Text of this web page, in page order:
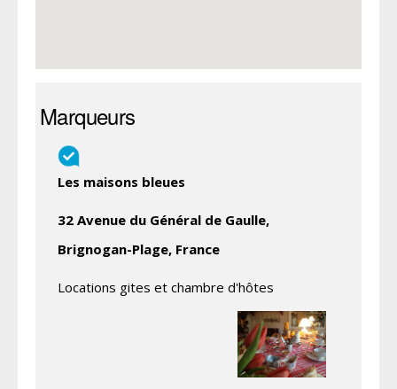
Marqueurs
Les maisons bleues
32 Avenue du Général de Gaulle,
Brignogan-Plage, France
Locations gites et chambre d'hôtes